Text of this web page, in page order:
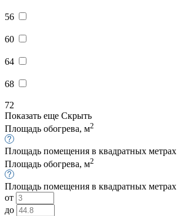
56
60
64
68
72
Показать еще Скрыть
Площадь обогрева, м2
Площадь помещения в квадратных метрах
Площадь обогрева, м2
Площадь помещения в квадратных метрах
от
до